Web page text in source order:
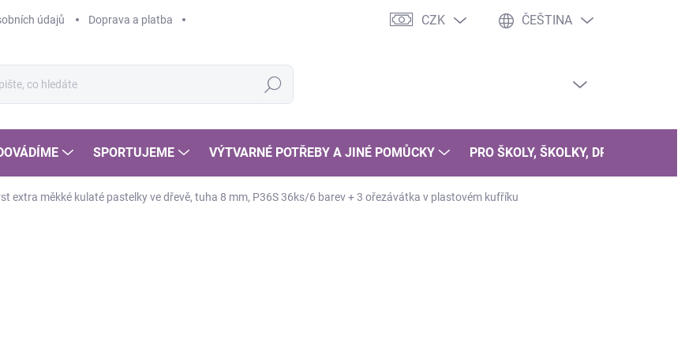
údajů Doprava a platba CZK ČEŠTINA
Hledat
SPORTUJEME VÝTVARNÉ POTŘEBY A JINÉ POMŮCKY PRO ŠKOLY, ŠKOLKY, DRUŽINY
extra měkké kulaté pastelky ve dřevě, tuha 8 mm, P36S 36ks/6 barev + 3 ořezávátka v plastovém kufříku